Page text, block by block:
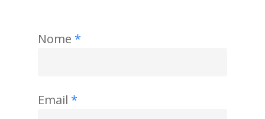
Nome *
Email *